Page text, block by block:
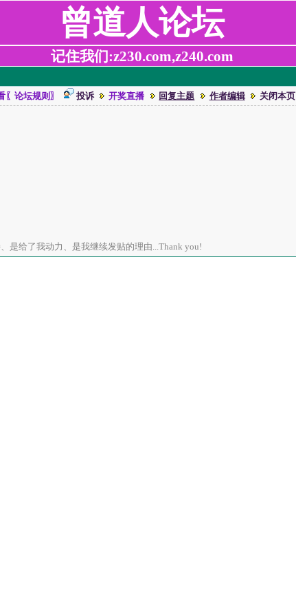
曾道人论坛
记住我们:z230.com,z240.com
〖论坛规则〗 投诉 开奖直播 回复主题 作者编辑 关闭本页
是给了我动力、是我继续发贴的理由...Thank you!